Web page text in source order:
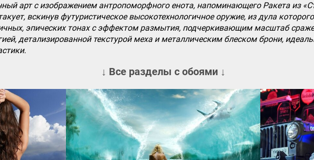
арт с изображением антропоморфного енота, напоминающего Ракета из
вскинув футуристическое высокотехнологичное оружие, из дула
эпических тонах с эффектом размытия, подчеркивающим масштаб
детализированной текстурой меха и металлическим блеском брони,
↓ Все разделы с обоями ↓